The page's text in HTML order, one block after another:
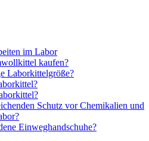
im Labor
kaufen?
Laborkittelgröße?
Schutz vor Chemikalien und
Einweghandschuhe?